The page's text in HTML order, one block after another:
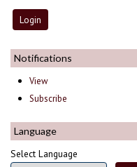
Notifications
View
Subscribe
Language
Select Language